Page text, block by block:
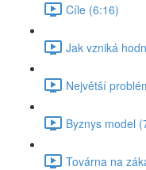
Cíle (6:16)
Jak vzniká
Největší
Byznys model
Továrna na